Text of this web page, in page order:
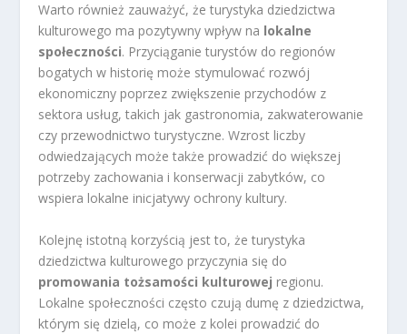
Warto również zauważyć, że turystyka dziedzictwa
kulturowego ma pozytywny wpływ na lokalne
społeczności. Przyciąganie turystów do regionów
bogatych w historię może stymulować rozwój
ekonomiczny poprzez zwiększenie przychodów z
sektora usług, takich jak gastronomia, zakwaterowanie
czy przewodnictwo turystyczne. Wzrost liczby
odwiedzających może także prowadzić do większej
potrzeby zachowania i konserwacji zabytków, co
wspiera lokalne inicjatywy ochrony kultury.
Kolejnę istotną korzyścią jest to, że turystyka
dziedzictwa kulturowego przyczynia się do
promowania tożsamości kulturowej regionu.
Lokalne społeczności często czują dumę z dziedzictwa,
którym się dzielą, co może z kolei prowadzić do